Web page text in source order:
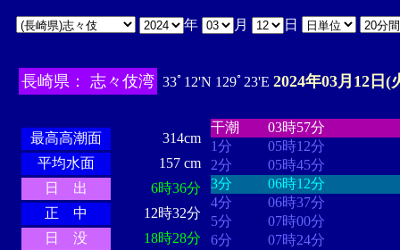
年 月 日
長崎県： 志々伎湾 33ﾟ12'N 129ﾟ23'E 2024年03月12日(
最高高潮面
314cm
平均水面
157 cm
日 出
6時36分
正 中
12時32分
日 没
18時28分
干潮
03時57分
1分
05時12分
2分
05時45分
3分
06時12分
4分
06時37分
5分
07時00分
6分
07時24分